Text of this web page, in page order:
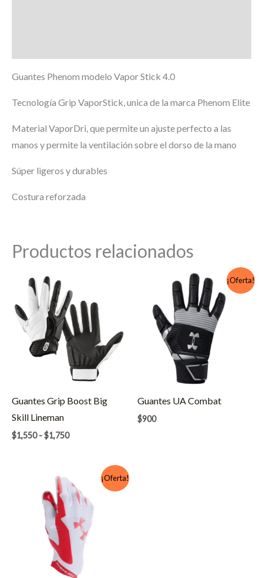
Guantes Phenom modelo Vapor Stick 4.0
Tecnología Grip VaporStick, unica de la marca Phenom Elite
Material VaporDri, que permite un ajuste perfecto a las
manos y permite la ventilación sobre el dorso de la mano
Súper ligeros y durables
Costura reforzada
Productos relacionados
Guantes Grip Boost Big
Skill Lineman
$1,550 -$1,750Rango
hasta
$1,750
¡Oferta!
Guantes UA Combat
$900
¡Oferta!